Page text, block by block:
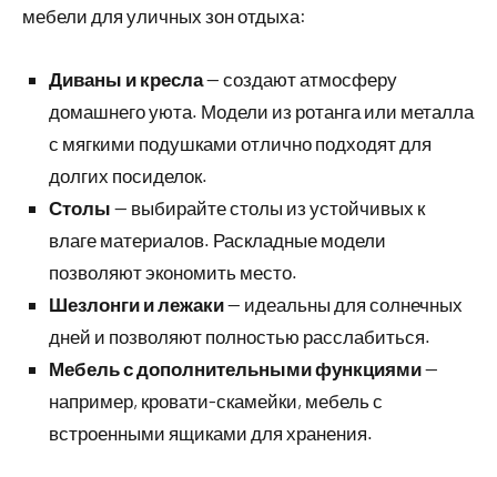
мебели для уличных зон отдыха:
Диваны и кресла— создают атмосферу
домашнего уюта. Модели из ротанга или металла
с мягкими подушками отлично подходят для
долгих посиделок.
Столы — выбирайте столы из устойчивых к
влаге материалов. Раскладные модели
позволяют экономить место.
Шезлонги и лежаки— идеальны для солнечных
дней и позволяют полностью расслабиться.
Мебель с дополнительными функциями—
например, кровати-скамейки, мебель с
встроенными ящиками для хранения.